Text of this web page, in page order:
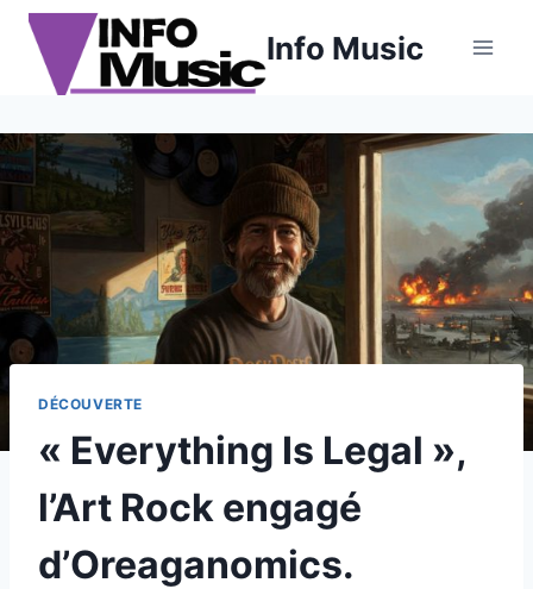
Aller
contenu
Info Music
DÉCOUVERTE
« Everything Is Legal »,
l’Art Rock engagé
d’Oreaganomics.